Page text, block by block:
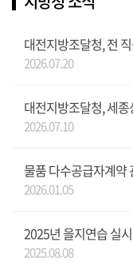
대전지방조달청, 전
2026.07.20
대전지방조달청, 세
2026.07.10
물품 다수공급자계약
2026.01.05
2025년 을지연습 실
2025.08.08